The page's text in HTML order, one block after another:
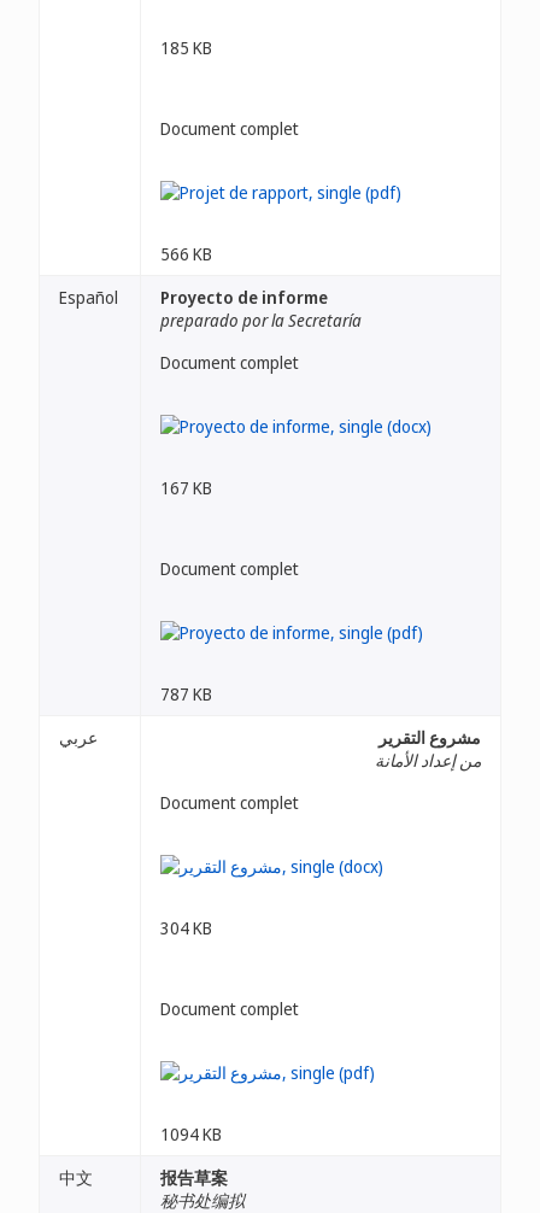
185 KB
Document complet
566 KB
Español
Proyecto de informe
preparado por la Secretaría
Document complet
167 KB
Document complet
787 KB
عربي
مشروع التقرير
من إعداد الأمانة
Document complet
304 KB
Document complet
1094 KB
中文
报告草案
秘书处编拟